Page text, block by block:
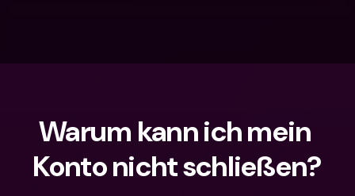
Warum kann ich mein
Konto nicht schließen?